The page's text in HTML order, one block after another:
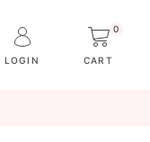
LOGIN
0
CART